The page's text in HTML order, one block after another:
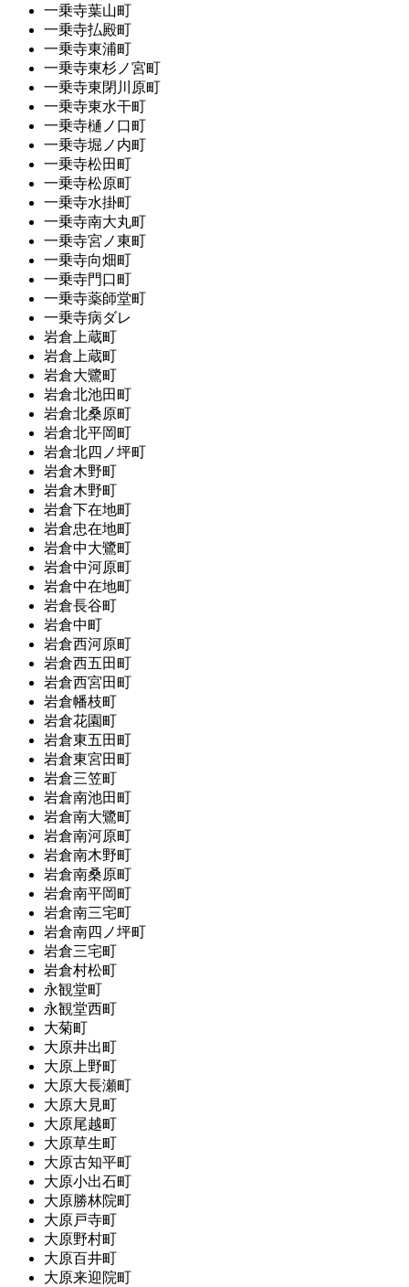
一乗寺葉山町
一乗寺払殿町
一乗寺東浦町
一乗寺東杉ノ宮町
一乗寺東閉川原町
一乗寺東水干町
一乗寺樋ノ口町
一乗寺堀ノ内町
一乗寺松田町
一乗寺松原町
一乗寺水掛町
一乗寺南大丸町
一乗寺宮ノ東町
一乗寺向畑町
一乗寺門口町
一乗寺薬師堂町
一乗寺病ダレ
岩倉上蔵町
岩倉上蔵町
岩倉大鷺町
岩倉北池田町
岩倉北桑原町
岩倉北平岡町
岩倉北四ノ坪町
岩倉木野町
岩倉木野町
岩倉下在地町
岩倉忠在地町
岩倉中大鷺町
岩倉中河原町
岩倉中在地町
岩倉長谷町
岩倉中町
岩倉西河原町
岩倉西五田町
岩倉西宮田町
岩倉幡枝町
岩倉花園町
岩倉東五田町
岩倉東宮田町
岩倉三笠町
岩倉南池田町
岩倉南大鷺町
岩倉南河原町
岩倉南木野町
岩倉南桑原町
岩倉南平岡町
岩倉南三宅町
岩倉南四ノ坪町
岩倉三宅町
岩倉村松町
永観堂町
永観堂西町
大菊町
大原井出町
大原上野町
大原大長瀬町
大原大見町
大原尾越町
大原草生町
大原古知平町
大原小出石町
大原勝林院町
大原戸寺町
大原野村町
大原百井町
大原来迎院町